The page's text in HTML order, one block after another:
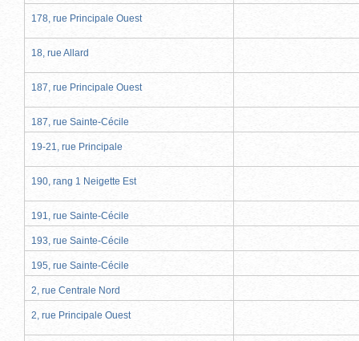
178, rue Principale Ouest
18, rue Allard
187, rue Principale Ouest
187, rue Sainte-Cécile
19-21, rue Principale
190, rang 1 Neigette Est
191, rue Sainte-Cécile
193, rue Sainte-Cécile
195, rue Sainte-Cécile
2, rue Centrale Nord
2, rue Principale Ouest